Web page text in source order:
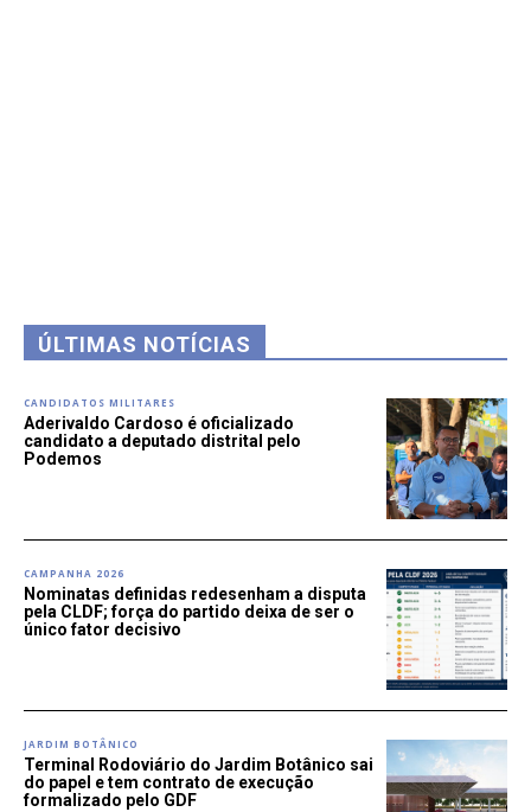
ÚLTIMAS NOTÍCIAS
CANDIDATOS MILITARES
Aderivaldo Cardoso é oficializado
candidato a deputado distrital pelo
Podemos
CAMPANHA 2026
Nominatas definidas redesenham a disputa
pela CLDF; força do partido deixa de ser o
único fator decisivo
JARDIM BOTÂNICO
Terminal Rodoviário do Jardim Botânico sai
do papel e tem contrato de execução
formalizado pelo GDF